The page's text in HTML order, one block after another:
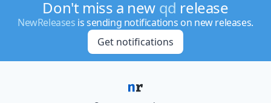
Don't miss a new qd release
NewReleases is sending notifications on new releases.
Get notifications